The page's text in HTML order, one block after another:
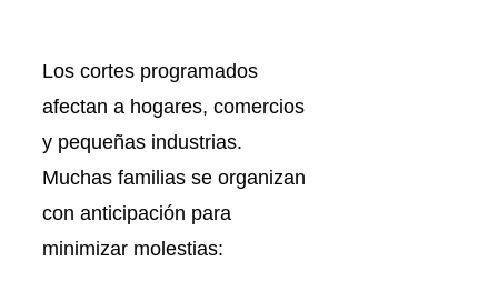
Los cortes programados
afectan a hogares, comercios
y pequeñas industrias.
Muchas familias se organizan
con anticipación para
minimizar molestias: